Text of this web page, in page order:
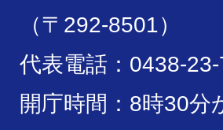
（〒292-8501）
代表電話：0438-
開庁時間：8時30